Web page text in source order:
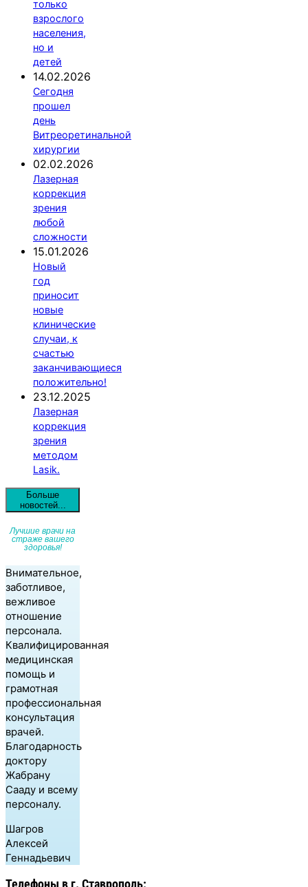
только
взрослого
населения,
но и
детей
14.02.2026
Сегодня
прошел
день
Витреоретинальной
хирургии
02.02.2026
Лазерная
коррекция
зрения
любой
сложности
15.01.2026
Новый
год
приносит
новые
клинические
случаи, к
счастью
заканчивающиеся
положительно!
23.12.2025
Лазерная
коррекция
зрения
методом
Lasik.
Больше
новостей...
Лучшие врачи на
страже вашего
здоровья!
Внимательное,
заботливое,
вежливое
отношение
персонала.
Квалифицированная
медицинская
помощь и
грамотная
профессиональная
консультация
врачей.
Благодарность
доктору
Жабрану
Сааду и всему
персоналу.
Шагров
Алексей
Геннадьевич